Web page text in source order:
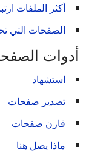
أكثر الملفات
الصفحات التي
أدوات
استشهاد
تصدير صفحات
قارن صفحات
ماذا يصل هنا